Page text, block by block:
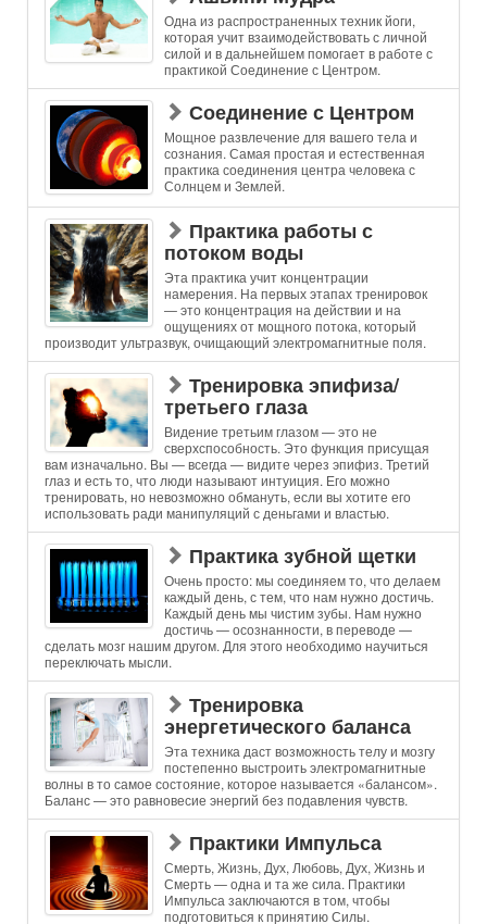
Одна из распространенных техник йоги,
которая учит взаимодействовать с личной
силой и в дальнейшем помогает в работе с
практикой Соединение с Центром.
Соединение с Центром
Мощное развлечение для вашего тела и
сознания. Самая простая и естественная
практика соединения центра человека с
Солнцем и Землей.
Практика работы с
потоком воды
Эта практика учит концентрации
намерения. На первых этапах тренировок
— это концентрация на действии и на
ощущениях от мощного потока, который
производит ультразвук, очищающий электромагнитные поля.
Тренировка эпифиза/
третьего глаза
Видение третьим глазом — это не
сверхспособность. Это функция присущая
вам изначально. Вы — всегда — видите через эпифиз. Третий
глаз и есть то, что люди называют интуиция. Его можно
тренировать, но невозможно обмануть, если вы хотите его
использовать ради манипуляций с деньгами и властью.
Практика зубной щетки
Очень просто: мы соединяем то, что делаем
каждый день, с тем, что нам нужно достичь.
Каждый день мы чистим зубы. Нам нужно
достичь — осознанности, в переводе —
сделать мозг нашим другом. Для этого необходимо научиться
переключать мысли.
Тренировка
энергетического баланса
Эта техника даст возможность телу и мозгу
постепенно выстроить электромагнитные
волны в то самое состояние, которое называется «балансом».
Баланс — это равновесие энергий без подавления чувств.
Практики Импульса
Смерть, Жизнь, Дух, Любовь, Дух, Жизнь и
Смерть — одна и та же сила. Практики
Импульса заключаются в том, чтобы
подготовиться к принятию Силы.